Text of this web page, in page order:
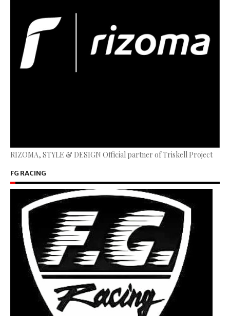
RIZOMA, STYLE & DESIGN Official partner of Triskell Project
FG RACING